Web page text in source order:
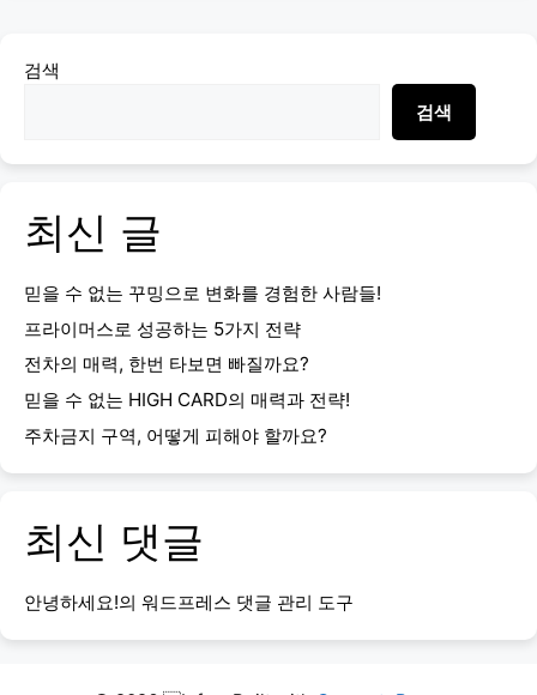
검색
검색
최신 글
믿을 수 없는 꾸밍으로 변화를 경험한 사람들!
프라이머스로 성공하는 5가지 전략
전차의 매력, 한번 타보면 빠질까요?
믿을 수 없는 HIGH CARD의 매력과 전략!
주차금지 구역, 어떻게 피해야 할까요?
최신 댓글
안녕하세요!의 워드프레스 댓글 관리 도구